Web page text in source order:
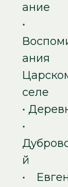
ание
•
селе
•
•
й
•